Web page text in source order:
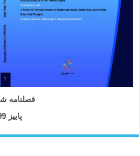
فصلنامه
پاییز 1399